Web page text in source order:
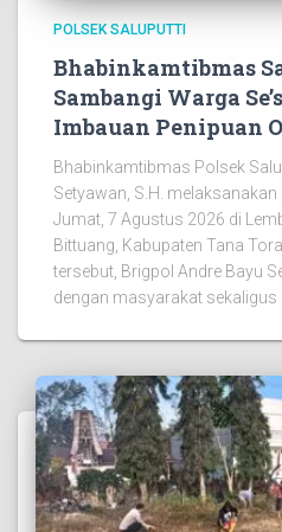
POLSEK SALUPUTTI
Bhabinkamtibmas
Sambangi Warga
Imbauan Penipuan
Bhabinkamtibmas Polsek
Setyawan, S.H.
Jumat, 7 Agustus 2026 di
Bittuang, Kabupaten Tana
tersebut, Brigpol Andre Bayu
dengan masyarakat sekaligus